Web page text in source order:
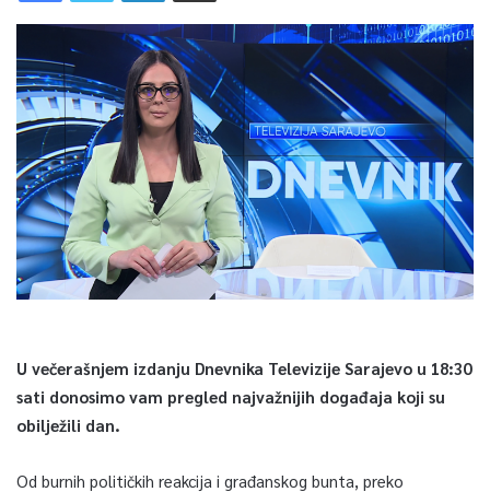
U večerašnjem izdanju Dnevnika Televizije Sarajevo u 18:30
sati donosimo vam pregled najvažnijih događaja koji su
obilježili dan.
Od burnih političkih reakcija i građanskog bunta, preko